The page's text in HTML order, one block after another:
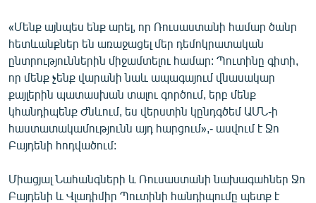
«Մենք այնպես ենք արել, որ Ռուսաստանի համար ծանր
հետևանքներ են առաջացել մեր դեմոկրատական
ընտրություններին միջամտելու համար: Պուտինը գիտի,
որ մենք չենք վարանի նաև ապագայում վնասակար
քայլերին պատասխան տալու գործում, երբ մենք
կհանդիպենք Ժնևում, ես վերստին կընդգծեմ ԱՄՆ-ի
հաստատակամությունն այդ հարցում»,- ասվում է Ջո
Բայդենի հոդվածում:
Միացյալ Նահանգների և Ռուսաստանի նախագահներ Ջո
Բայդենի և Վլադիմիր Պուտինի հանդիպումը պետք է